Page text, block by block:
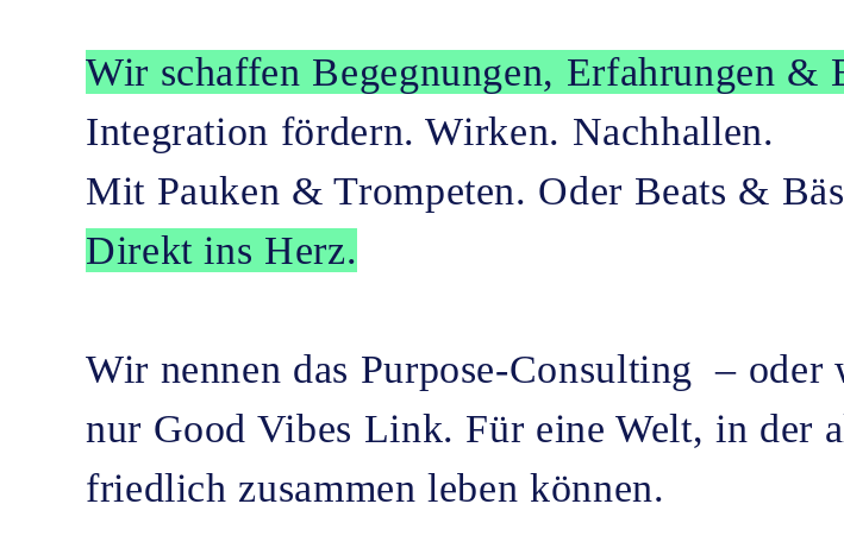
Wir schaffen Begegnungen, Erfahrungen &
Integration fördern. Wirken. Nachhallen.
Mit Pauken & Trompeten. Oder Beats &
Direkt ins Herz.
Wir nennen das Purpose-Consulting –
nur Good Vibes Link. Für eine Welt, in der
friedlich zusammen leben können.